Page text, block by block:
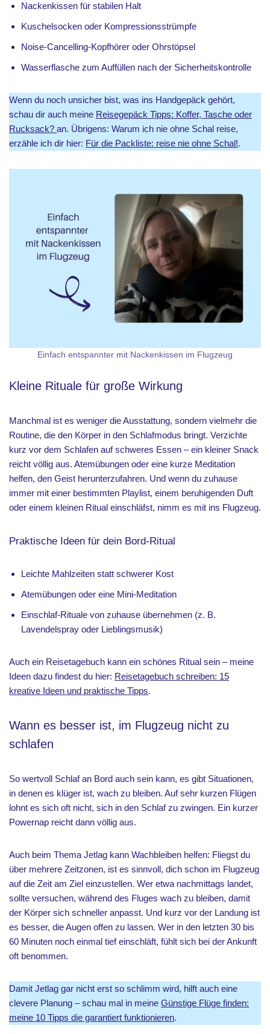
Nackenkissen für stabilen Halt
Kuschelsocken oder Kompressionsstrümpfe
Noise-Cancelling-Kopfhörer oder Ohrstöpsel
Wasserflasche zum Auffüllen nach der Sicherheitskontrolle
Wenn du noch unsicher bist, was ins Handgepäck gehört,
schau dir auch meine Reisegepäck Tipps: Koffer, Tasche oder
Rucksack? an. Übrigens: Warum ich nie ohne Schal reise,
erzähle ich dir hier: Für die Packliste: reise nie ohne Schal!.
Einfach entspannter mit Nackenkissen im Flugzeug
Kleine Rituale für große Wirkung
Manchmal ist es weniger die Ausstattung, sondern vielmehr die
Routine, die den Körper in den Schlafmodus bringt. Verzichte
kurz vor dem Schlafen auf schweres Essen – ein kleiner Snack
reicht völlig aus. Atemübungen oder eine kurze Meditation
helfen, den Geist herunterzufahren. Und wenn du zuhause
immer mit einer bestimmten Playlist, einem beruhigenden Duft
oder einem kleinen Ritual einschläfst, nimm es mit ins Flugzeug.
Praktische Ideen für dein Bord-Ritual
Leichte Mahlzeiten statt schwerer Kost
Atemübungen oder eine Mini-Meditation
Einschlaf-Rituale von zuhause übernehmen (z. B.
Lavendelspray oder Lieblingsmusik)
Auch ein Reisetagebuch kann ein schönes Ritual sein – meine
Ideen dazu findest du hier: Reisetagebuch schreiben: 15
kreative Ideen und praktische Tipps.
Wann es besser ist, im Flugzeug nicht zu
schlafen
So wertvoll Schlaf an Bord auch sein kann, es gibt Situationen,
in denen es klüger ist, wach zu bleiben. Auf sehr kurzen Flügen
lohnt es sich oft nicht, sich in den Schlaf zu zwingen. Ein kurzer
Powernap reicht dann völlig aus.
Auch beim Thema Jetlag kann Wachbleiben helfen: Fliegst du
über mehrere Zeitzonen, ist es sinnvoll, dich schon im Flugzeug
auf die Zeit am Ziel einzustellen. Wer etwa nachmittags landet,
sollte versuchen, während des Fluges wach zu bleiben, damit
der Körper sich schneller anpasst. Und kurz vor der Landung ist
es besser, die Augen offen zu lassen. Wer in den letzten 30 bis
60 Minuten noch einmal tief einschläft, fühlt sich bei der Ankunft
oft benommen.
Damit Jetlag gar nicht erst so schlimm wird, hilft auch eine
clevere Planung – schau mal in meine Günstige Flüge finden:
meine 10 Tipps die garantiert funktionieren.